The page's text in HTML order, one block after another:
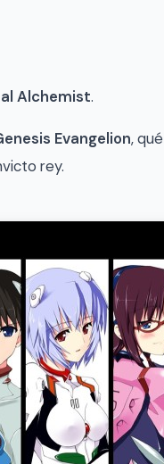
Alchemist.
Evangelion,
rey.